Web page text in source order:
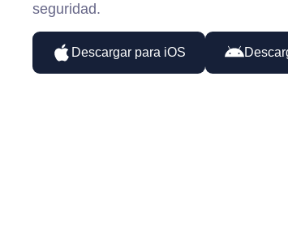
seguridad.
Descargar para iOS